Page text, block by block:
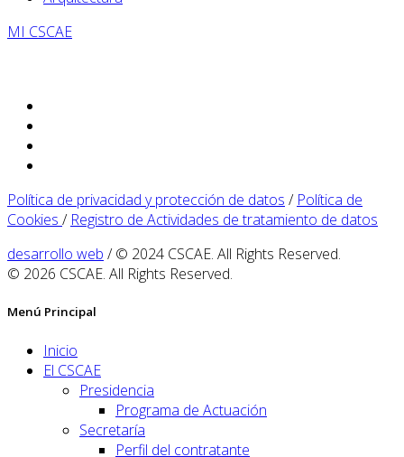
MI CSCAE
Política de privacidad y protección de datos / Política de
Cookies / Registro de Actividades de tratamiento de datos
desarrollo web / © 2024 CSCAE. All Rights Reserved.
© 2026 CSCAE. All Rights Reserved.
Menú Principal
Inicio
El CSCAE
Presidencia
Programa de Actuación
Secretaría
Perfil del contratante